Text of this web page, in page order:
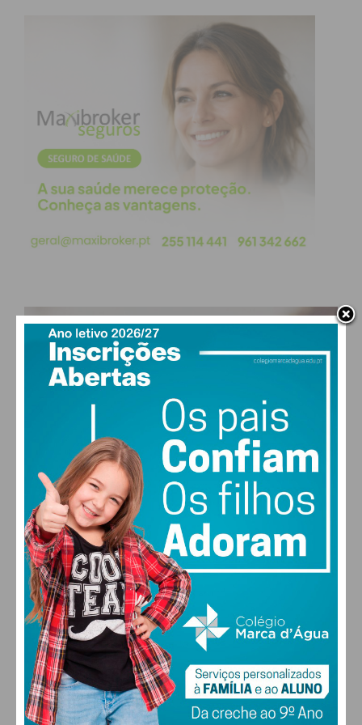
Subscreva a newsletter do
Imediato
Assine nossa newsletter por e-mail e
obtenha de forma regular a informação
atualizada.
Eu li e concordo com os
termos e
PAÇOS DE FERREIRA
29°
clear sky
MAX 29 • MIN 29
29°
SÁB
26
DOM
29 °
SEG
30 °
TER
FARMACIAS DE SERVIÇO EM PAÇOS DE
FERREIRA